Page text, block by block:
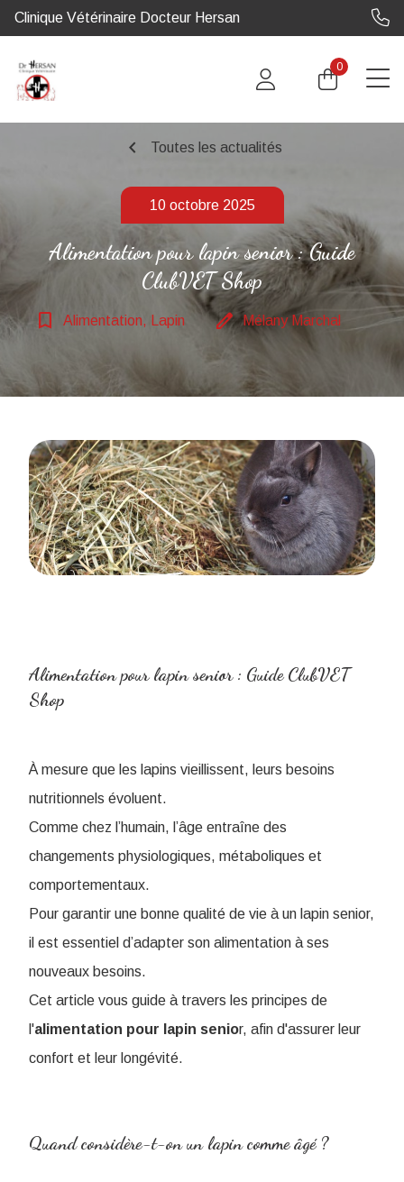
Clinique Vétérinaire Docteur Hersan
0
chevron_left Toutes les actualités
10 octobre 2025
Alimentation pour lapin senior : Guide
ClubVET Shop
bookmark_border Alimentation, Lapin edit Mélany Marchal
Alimentation pour lapin senior : Guide ClubVET
Shop
À mesure que les lapins vieillissent, leurs besoins
nutritionnels évoluent.
Comme chez l’humain, l’âge entraîne des
changements physiologiques, métaboliques et
comportementaux.
Pour garantir une bonne qualité de vie à un lapin senior,
il est essentiel d’adapter son alimentation à ses
nouveaux besoins.
Cet article vous guide à travers les principes de
l'alimentation pour lapin senior, afin d'assurer leur
confort et leur longévité.
Quand considère-t-on un lapin comme âgé ?